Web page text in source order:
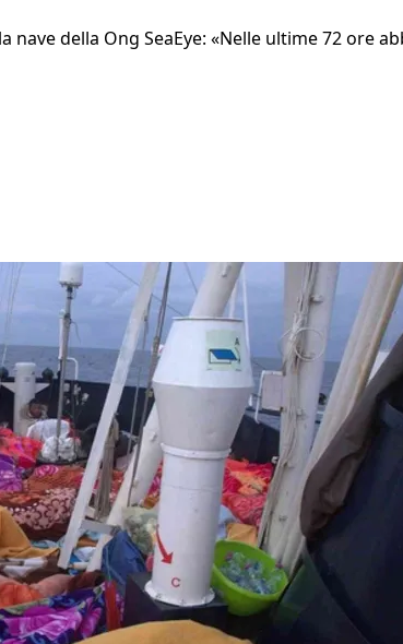
della Ong SeaEye: «Nelle ultime 72 ore